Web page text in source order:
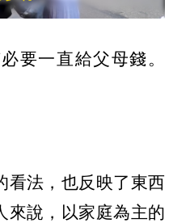
要一直給父母錢。
看法，也反映了東西
來說，以家庭為主的